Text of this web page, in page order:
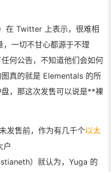
在 Twitter 上表示，很难相
一切不甘心都源于不理
何公告，不知道他们会如何
真的就是 Elementals 的所
，那这次发售可以说是**裸
发售前，作为有几千个以太
户
）就认为，Yuga 的